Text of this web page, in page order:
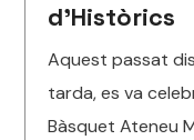
d’Històrics
Aquest passat
tarda, es va
Bàsquet Ateneu